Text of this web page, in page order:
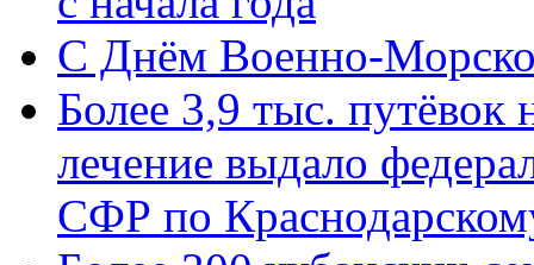
C Днём Военно-
Более 3,9 тыс. путёвок
лечение выдало
СФР по